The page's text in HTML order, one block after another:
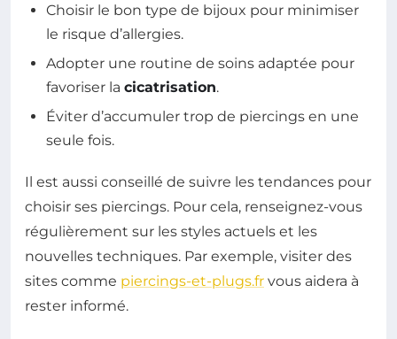
Choisir le bon type de bijoux pour minimiser
le risque d’allergies.
Adopter une routine de soins adaptée pour
favoriser la cicatrisation.
Éviter d’accumuler trop de piercings en une
seule fois.
Il est aussi conseillé de suivre les tendances pour
choisir ses piercings. Pour cela, renseignez-vous
régulièrement sur les styles actuels et les
nouvelles techniques. Par exemple, visiter des
sites comme piercings-et-plugs.fr vous aidera à
rester informé.